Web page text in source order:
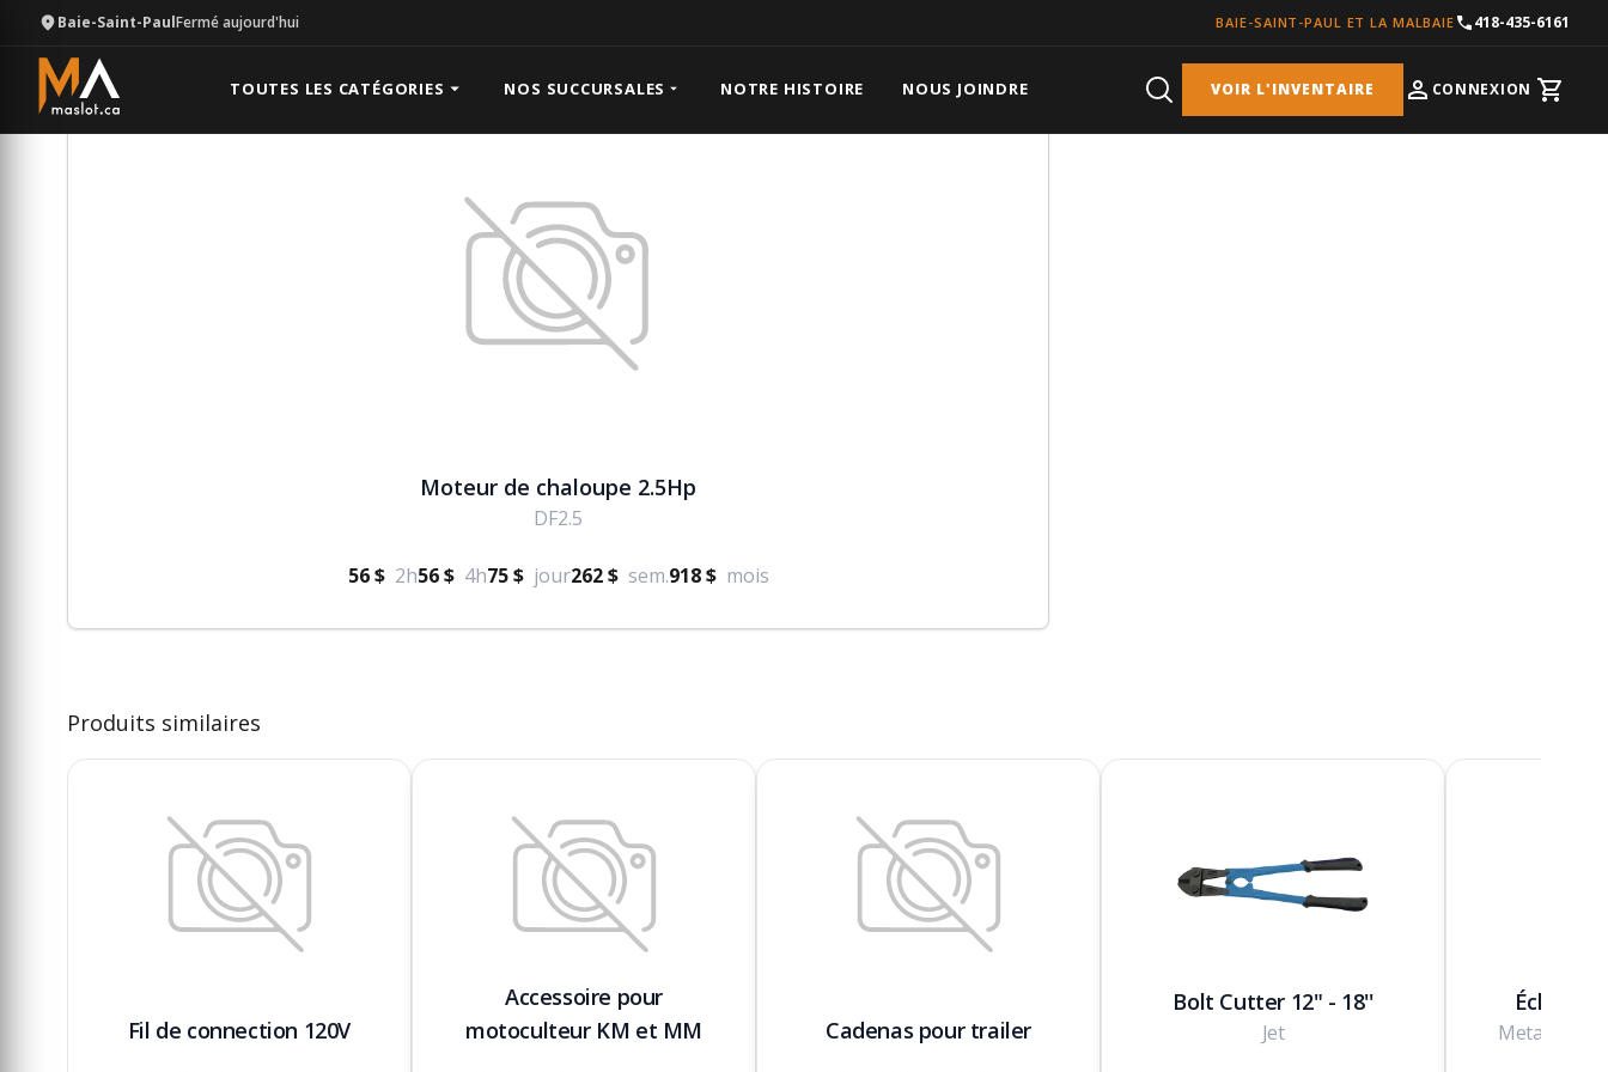
Baie-Saint-PaulFermé aujourd'hui BAIE-SAINT-PAUL ET LA MALBAIE 418-435-6161
TOUTES LES CATÉGORIES NOS SUCCURSALES NOTRE HISTOIRE NOUS JOINDRE VOIR L'INVENTAIRE CONNEXION Cart
Équipement Équipement divers
Moteur de chaloupe 2.5Hp
DF2.5
56 $ 2h56 $ 4h75 $ jour262 $ sem.918 $ mois
Produits similaires
Fil de connection 120V
Accessoire pour
motoculteur KM et MM
Cadenas pour trailer
Bolt Cutter 12" - 18''
Jet
Échelle
Metaltech